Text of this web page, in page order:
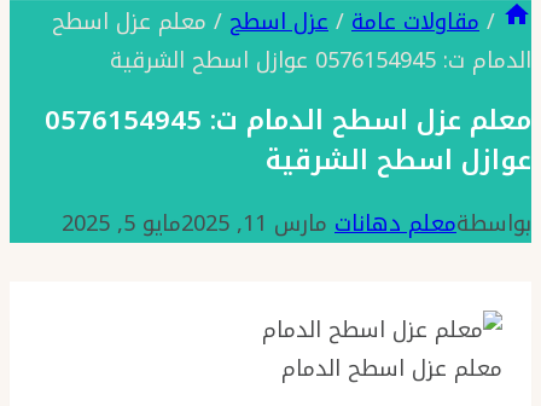
/مقاولات عامة/عزل اسطح / معلم عزل اسطح
الدمام ت: 0576154945 عوازل اسطح الشرقية
معلم عزل اسطح الدمام ت: 0576154945
عوازل اسطح الشرقية
بواسطةمعلم دهانات مارس 11, 2025 مايو 5, 2025
معلم عزل اسطح الدمام